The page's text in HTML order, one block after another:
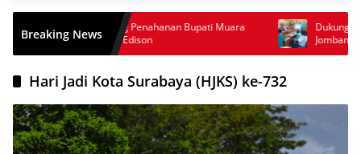
Breaking News
KPK Perpanjang Penahanan Bupati Muara
Enim Nonaktif Edison
Dukung Muktamar
Jombang Siapkan
dan Wifi Rakyat
Hari Jadi Kota Surabaya (HJKS) ke-732